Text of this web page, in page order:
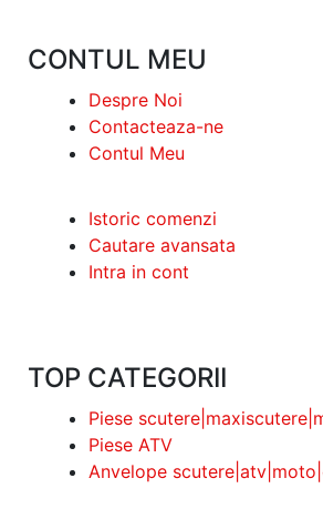
CONTUL MEU
Despre Noi
Contacteaza-ne
Contul Meu
Istoric comenzi
Cautare avansata
Intra in cont
TOP CATEGORII
Piese
Piese ATV
Anvelope